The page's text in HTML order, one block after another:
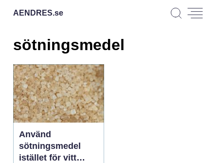
AENDRES.se
sötningsmedel
Använd
sötningsmedel
istället för vitt